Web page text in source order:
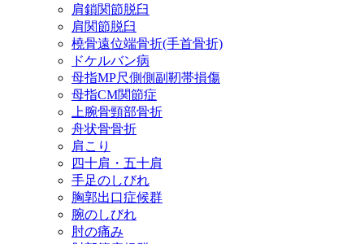
肩鎖関節脱臼
肩関節脱臼
橈骨遠位端骨折(手首骨折)
ドケルバン病
母指MP尺側側副靭帯損傷
母指CM関節症
上腕骨頸部骨折
舟状骨骨折
肩こり
四十肩・五十肩
手足のしびれ
胸郭出口症候群
腕のしびれ
肘の痛み